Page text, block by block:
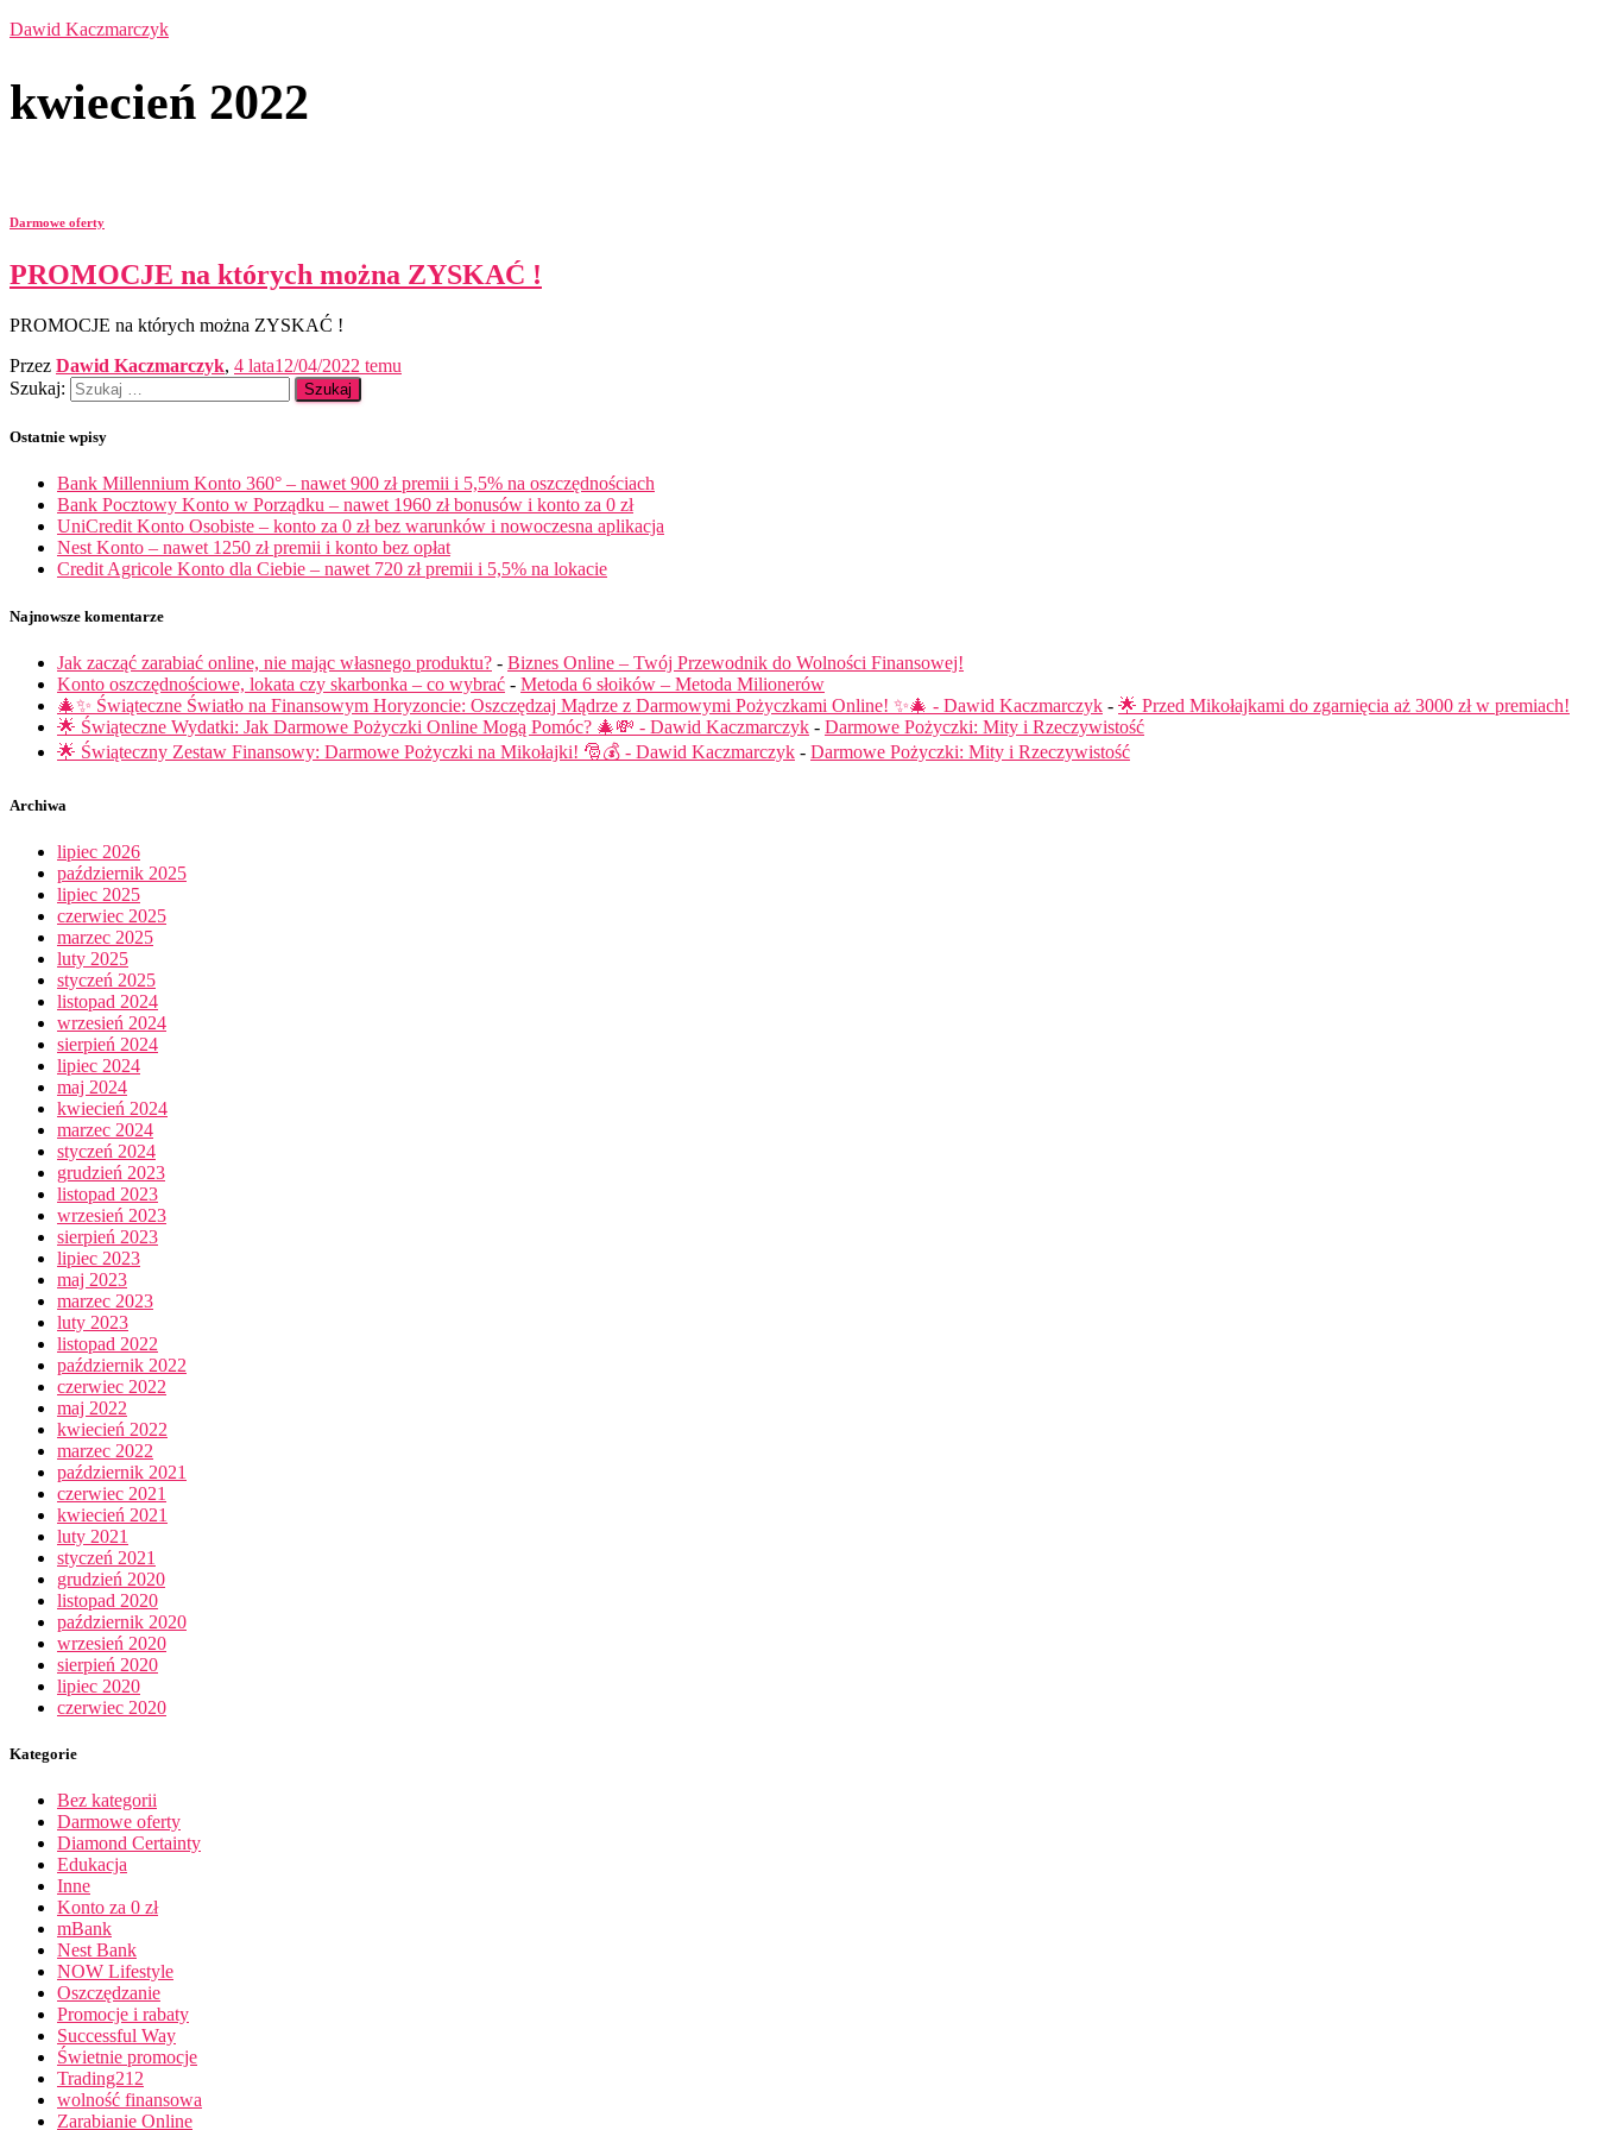
Dawid Kaczmarczyk
kwiecień 2022
Darmowe oferty
PROMOCJE na których można ZYSKAĆ !
PROMOCJE na których można ZYSKAĆ !
Przez Dawid Kaczmarczyk, 4 lata12/04/2022 temu
Szukaj:
Ostatnie wpisy
Bank Millennium Konto 360° – nawet 900 zł premii i 5,5% na oszczędnościach
Bank Pocztowy Konto w Porządku – nawet 1960 zł bonusów i konto za 0 zł
UniCredit Konto Osobiste – konto za 0 zł bez warunków i nowoczesna aplikacja
Nest Konto – nawet 1250 zł premii i konto bez opłat
Credit Agricole Konto dla Ciebie – nawet 720 zł premii i 5,5% na lokacie
Najnowsze komentarze
Jak zacząć zarabiać online, nie mając własnego produktu? - Biznes Online – Twój Przewodnik do Wolności Finansowej!
Konto oszczędnościowe, lokata czy skarbonka – co wybrać - Metoda 6 słoików – Metoda Milionerów
🎄✨ Świąteczne Światło na Finansowym Horyzoncie: Oszczędzaj Mądrze z Darmowymi Pożyczkami Online! ✨🎄 - Dawid Kaczmarczyk - 🌟 Przed Mikołajkami do zgarnięcia aż 3000 zł w premiach!
🌟 Świąteczne Wydatki: Jak Darmowe Pożyczki Online Mogą Pomóc? 🎄💸 - Dawid Kaczmarczyk - Darmowe Pożyczki: Mity i Rzeczywistość
🌟 Świąteczny Zestaw Finansowy: Darmowe Pożyczki na Mikołajki! 🎅💰 - Dawid Kaczmarczyk - Darmowe Pożyczki: Mity i Rzeczywistość
Archiwa
lipiec 2026
październik 2025
lipiec 2025
czerwiec 2025
marzec 2025
luty 2025
styczeń 2025
listopad 2024
wrzesień 2024
sierpień 2024
lipiec 2024
maj 2024
kwiecień 2024
marzec 2024
styczeń 2024
grudzień 2023
listopad 2023
wrzesień 2023
sierpień 2023
lipiec 2023
maj 2023
marzec 2023
luty 2023
listopad 2022
październik 2022
czerwiec 2022
maj 2022
kwiecień 2022
marzec 2022
październik 2021
czerwiec 2021
kwiecień 2021
luty 2021
styczeń 2021
grudzień 2020
listopad 2020
październik 2020
wrzesień 2020
sierpień 2020
lipiec 2020
czerwiec 2020
Kategorie
Bez kategorii
Darmowe oferty
Diamond Certainty
Edukacja
Inne
Konto za 0 zł
mBank
Nest Bank
NOW Lifestyle
Oszczędzanie
Promocje i rabaty
Successful Way
Świetnie promocje
Trading212
wolność finansowa
Zarabianie Online